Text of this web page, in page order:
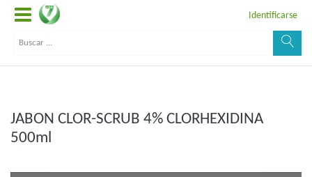
Identificarse
JABON CLOR-SCRUB 4% CLORHEXIDINA
500ml